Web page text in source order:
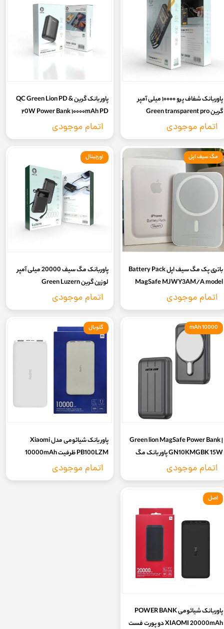
پاوربانک شفاف پرو ۱۰۰۰۰ میلی آمپر
گرین Green transparent pro
۱۰۰۰۰mAh power bank
اتمام موجودی
پاور بانک گرین & Green Lion PD‏ ‏QC
Power Bank ۱۰۰۰۰mAh PD‏ ۲0W
اتمام موجودی
باتری پک مگ سیف اپل Battery Pack
MagSafe MJWY3AM/A model
A2384
اتمام موجودی
مگ سیف اپل
پاوربانک مگ سیف 20000 میلی آمپر
لوزرن گرین Green Luzern
20000mAh Magsafe Powerbank
اتمام موجودی
اورجینال
Green lion MagSafe Power Bank |
GN10KMGBK 15W پاور بانک مگ
سیف گریین لاین
اتمام موجودی
10000 mAh
پاور بانک شیائومی مدل Xiaomi
PB100LZM ظرفیت 10000mAh
اورجینال
اتمام موجودی
گلوبال
پاوربانک شیائومی POWER BANK
XIAOMI 20000mAh دو پورت فست
اصل